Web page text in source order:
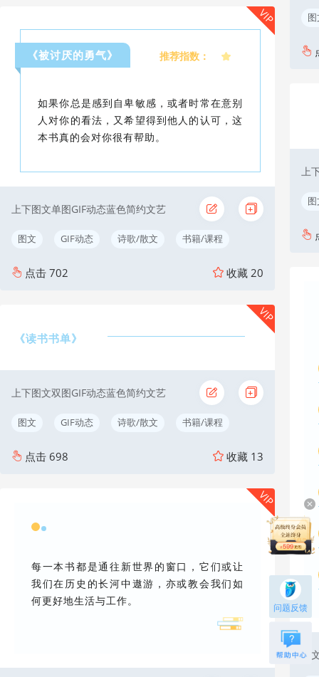
《被讨厌的勇气》 推荐指数：
如果你总是感到自卑敏感，或者时常在意别
人对你的看法，又希望得到他人的认可，这
本书真的会对你很有帮助。
上下图文单图GIF动态蓝色简约文艺
图文 GIF动态 诗歌/散文 书籍/课程
点击 702 收藏 20
VIP
《读书书单》
上下图文双图GIF动态蓝色简约文艺
图文 GIF动态 诗歌/散文 书籍/课程
点击 698 收藏 13
VIP
每一本书都是通往新世界的窗口，它们或让
我们在历史的长河中遨游，亦或教会我们如
何更好地生活与工作。
VIP
上
正
问题反馈